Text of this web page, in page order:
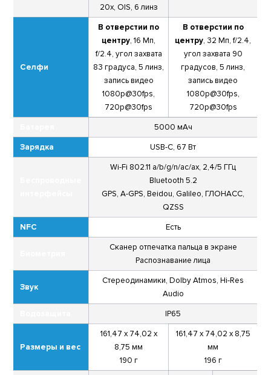
20х, OIS, 6 линз
Селфи
В отверстии по
центру, 16 Мп,
f/2.4, угол захвата
83 градуса, 5 линз,
запись видео
1080р@30fps,
720p@30fps
В отверстии по
центру, 32 Мп, f/2.4,
угол захвата 90
градусов, 5 линз,
запись видео
1080р@30fps,
720p@30fps
5000 мАч
Зарядка USB-С, 67 Вт
Wi-Fi 802.11 a/b/g/n/ac/ax, 2,4/5 ГГц
Bluetooth 5.2
GPS, A-GPS, Beidou, Galileo, ГЛОНАСС,
QZSS
NFC Есть
Сканер отпечатка пальца в экране
Распознавание лица
Звук
Стереодинамики, Dolby Atmos, Hi-Res
Audio
IP65
Размеры и вес
161,47 х 74,02 х
8,75 мм
190 г
161,47 х 74,02 х 8,75
мм
196 г